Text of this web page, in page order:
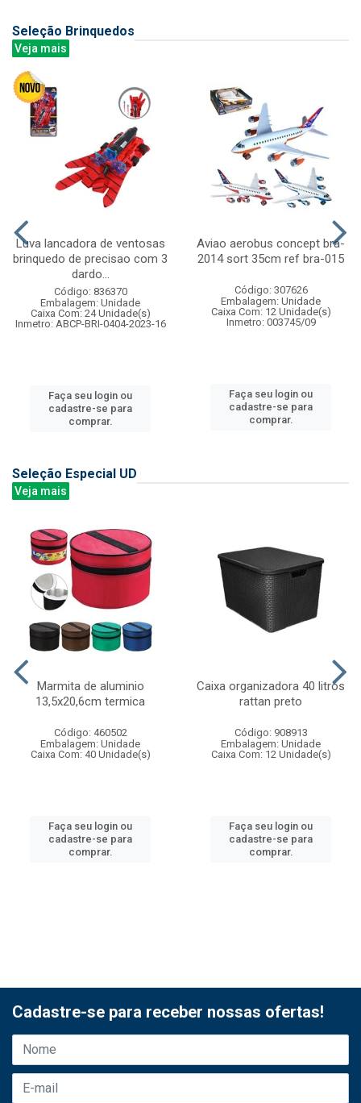
Seleção Brinquedos
Veja mais
Luva lancadora de ventosas
brinquedo de precisao com 3
dardo...
Código: 836370
Embalagem: Unidade
Caixa Com: 24 Unidade(s)
Inmetro: ABCP-BRI-0404-2023-16
Faça seu login ou
cadastre-se para
comprar.
Aviao aerobus concept bra-
2014 sort 35cm ref bra-015
Código: 307626
Embalagem: Unidade
Caixa Com: 12 Unidade(s)
Inmetro: 003745/09
Faça seu login ou
cadastre-se para
comprar.
Seleção Especial UD
Veja mais
Marmita de aluminio
13,5x20,6cm termica
Código: 460502
Embalagem: Unidade
Caixa Com: 40 Unidade(s)
Faça seu login ou
cadastre-se para
comprar.
Caixa organizadora 40 litros
rattan preto
Código: 908913
Embalagem: Unidade
Caixa Com: 12 Unidade(s)
Faça seu login ou
cadastre-se para
comprar.
Cadastre-se para receber nossas ofertas!